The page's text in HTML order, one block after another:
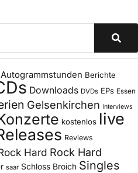
Autogrammstunden Berichte
Downloads DVDs EPs Essen
Gelsenkirchen Interviews
kostenlos live
Reviews
Hard Rock Hard
saar Schloss Broich Singles